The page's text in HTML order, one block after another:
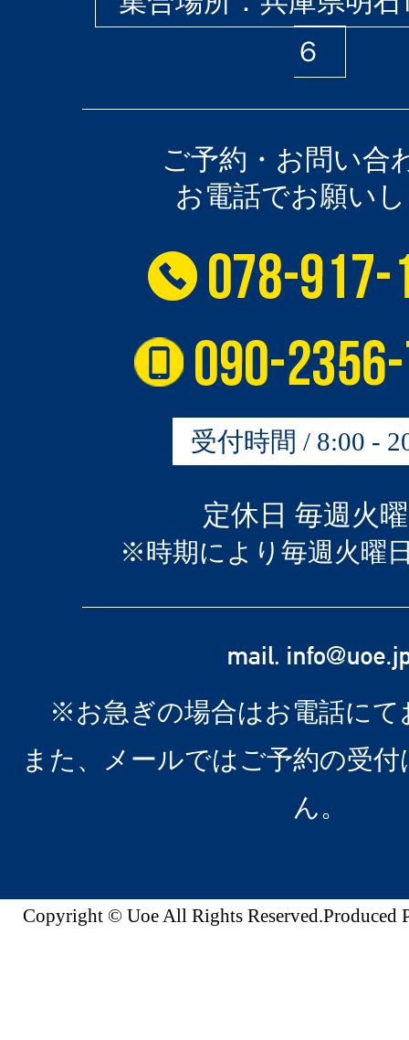
６
ご予約・お問い合
お電話でお願い
受付時間 / 8:00 -
定休日 毎週火
※時期により毎週火曜
※お急ぎの場合はお電話にて
また、メールではご予約の受
ん。
Copyright © Uoe All Rights Reserved.Produced